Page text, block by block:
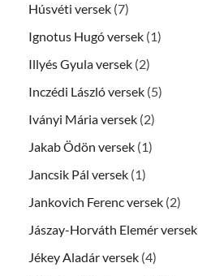
Húsvéti versek (7)
Ignotus Hugó versek (1)
Illyés Gyula versek (2)
Inczédi László versek (5)
Iványi Mária versek (2)
Jakab Ödön versek (1)
Jancsik Pál versek (1)
Jankovich Ferenc versek (2)
Jászay-Horváth Elemér versek
Jékey Aladár versek (4)